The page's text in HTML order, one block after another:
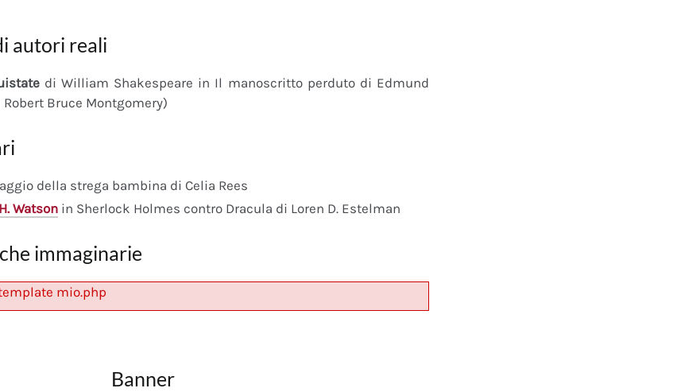
autori reali
di William Shakespeare in Il manoscritto perduto di Edmund
Bruce Montgomery)
della strega bambina di Celia Rees
Watson in Sherlock Holmes contro Dracula di Loren D. Estelman
immaginarie
mio.php
Banner